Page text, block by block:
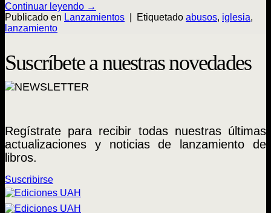
Continuar leyendo →
Publicado en Lanzamientos Etiquetado abusos, iglesia,
lanzamiento
Suscríbete a nuestras novedades
Regístrate para recibir todas nuestras últimas
actualizaciones y noticias de lanzamiento de
libros.
Suscribirse